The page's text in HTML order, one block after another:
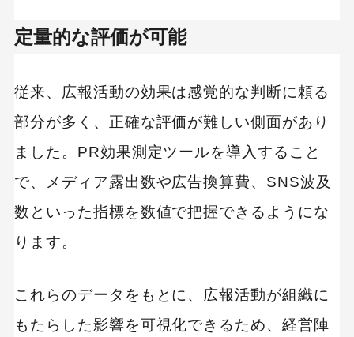
定量的な評価が可能
従来、広報活動の効果は感覚的な判断に頼る
部分が多く、正確な評価が難しい側面があり
ました。PR効果測定ツールを導入すること
で、メディア露出数や広告換算費、SNS波及
数といった指標を数値で把握できるようにな
ります。
これらのデータをもとに、広報活動が組織に
もたらした影響を可視化できるため、経営陣